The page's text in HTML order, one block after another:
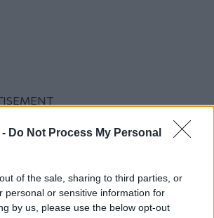
Do Not Process My Personal
of the sale, sharing to third parties, or
personal or sensitive information for
by us, please use the below opt-out